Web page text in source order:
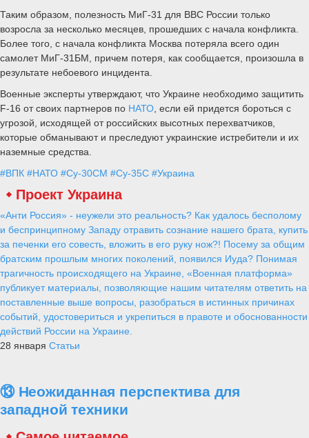
Таким образом, полезность МиГ-31 для ВВС России только
возросла за несколько месяцев, прошедших с начала конфликта.
Более того, с начала конфликта Москва потеряла всего один
самолет МиГ-31БМ, причем потеря, как сообщается, произошла в
результате небоевого инцидента.
Военные эксперты утверждают, что Украине необходимо защитить
F-16 от своих партнеров по НАТО , если ей придется бороться с
угрозой, исходящей от российских высотных перехватчиков,
которые обманывают и преследуют украинские истребители и их
наземные средства.
#ВПК #НАТО #Су-30СМ #Су-35С #Украина
Проект Украина
«Анти Россия» - неужели это реальность? Как удалось бесполому
и беспринципному Западу отравить сознание нашего брата, купить
за печенки его совесть, вложить в его руку нож?! Посему за общим
братским прошлым многих поколений, появился Иуда? Понимая
трагичность происходящего на Украине, «Военная платформа»
публикует материалы, позволяющие нашим читателям ответить на
поставленные выше вопросы, разобраться в истинных причинах
событий, удостовериться и укрепиться в правоте и обоснованности
действий России на Украине.
28 января Статьи
⑬ Неожиданная перспектива для
западной техники